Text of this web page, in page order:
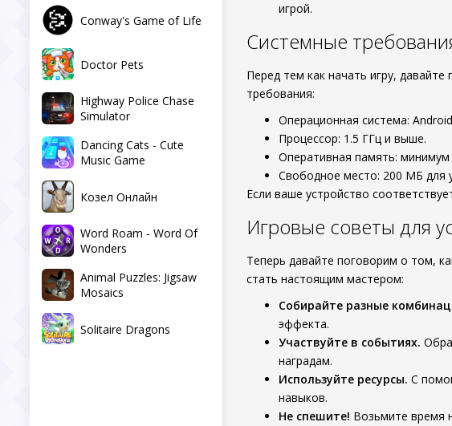
Conway's Game of Life
Doctor Pets
Highway Police Chase
Simulator
Dancing Cats - Cute
Music Game
Козел Онлайн
Word Roam - Word Of
Wonders
Animal Puzzles: Jigsaw
Mosaics
Solitaire Dragons
игрой.
Системные
Перед тем как начать игру,
требования:
Операционная система:
Процессор: 1.5 ГГц и выше.
Оперативная память: минимум
Свободное место: 200 МБ для
Если ваше устройство
Игровые советы для
Теперь давайте поговорим о том,
стать настоящим мастером:
Собирайте разные
эффекта.
Участвуйте в событиях.
наградам.
Используйте ресурсы. С
навыков.
Не спешите! Возьмите время